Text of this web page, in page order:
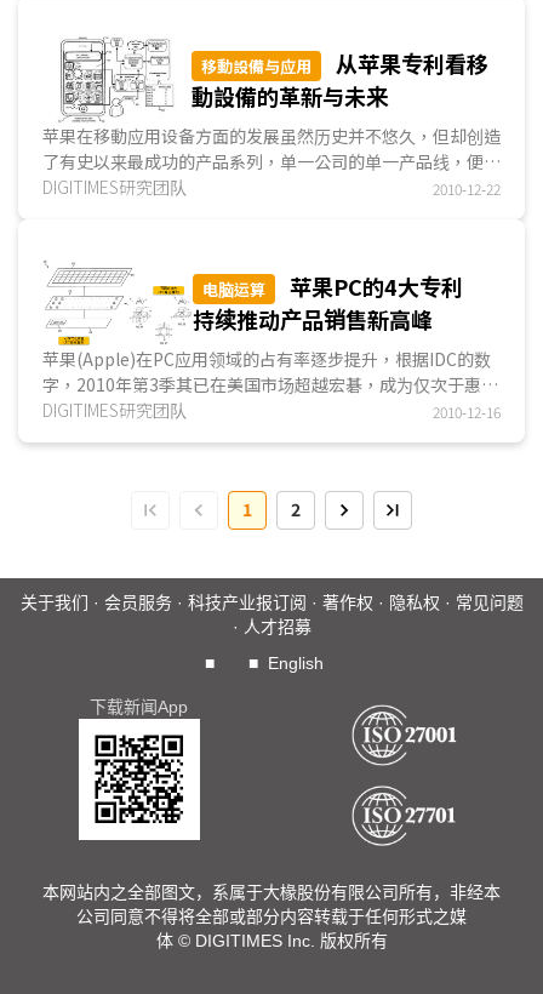
移動設備与应用
从苹果专利看移
動設備的革新与未来
苹果在移動应用设备方面的发展虽然历史并不悠久，但却创造
了有史以来最成功的产品系列，单一公司的单一产品线，便足
以与各家经营已久的大公司众多产品线一较高下，可见其产品
DIGITIMES研究团队 2010-12-22
电脑运算
苹果PC的4大专利
持续推动产品销售新高峰
苹果(Apple)在PC应用领域的占有率逐步提升，根据IDC的数
字，2010年第3季其已在美国市场超越宏碁，成为仅次于惠普
(HP)与戴尔(Dell)的第3大PC供应商，市占率突破10%。苹果
DIGITIMES研究团队 2010-12-16
1 2
关于我们 · 会员服务· 科技产业报订阅 · 著作权 · 隐私权 · 常见问题
· 人才招募
■
■ English
下载新闻App
本网站内之全部图文，系属于大椽股份有限公司所有，非经本
公司同意不得将全部或部分内容转载于任何形式之媒
体 © DIGITIMES Inc. 版权所有